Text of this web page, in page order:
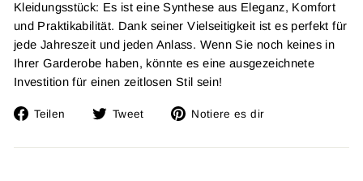
Kleidungsstück: Es ist eine Synthese aus Eleganz, Komfort
und Praktikabilität. Dank seiner Vielseitigkeit ist es perfekt für
jede Jahreszeit und jeden Anlass. Wenn Sie noch keines in
Ihrer Garderobe haben, könnte es eine ausgezeichnete
Investition für einen zeitlosen Stil sein!
Teilen
Auf
teilen
Tweet
Twitta
Twitter
Notiere es dir
Pin